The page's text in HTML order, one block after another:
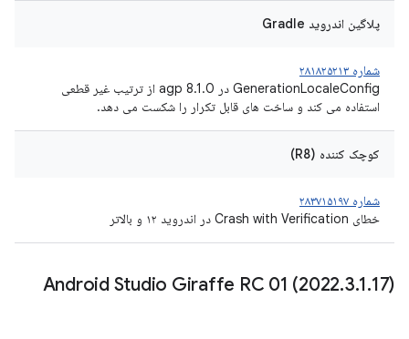
پلاگین اندروید Gradle
شماره ۲۸۱۸۲۵۲۱۳
GenerationLocaleConfig در agp 8.1.0 از ترتیب غیر قطعی
استفاده می کند و ساخت های قابل تکرار را شکست می دهد.
کوچک کننده (R8)
شماره ۲۸۳۷۱۵۱۹۷
خطای Crash with Verification در اندروید ۱۲ و بالاتر
Android Studio Giraffe RC 01 (2022.3.1.17)